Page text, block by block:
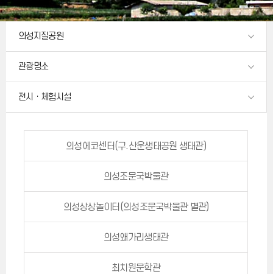
의성지질공원
관광명소
전시ㆍ체험시설
의성에코센터(구.산운생태공원 생태관)
의성조문국박물관
의성상상놀이터(의성조문국박물관 별관)
의성왜가리생태관
최치원문학관